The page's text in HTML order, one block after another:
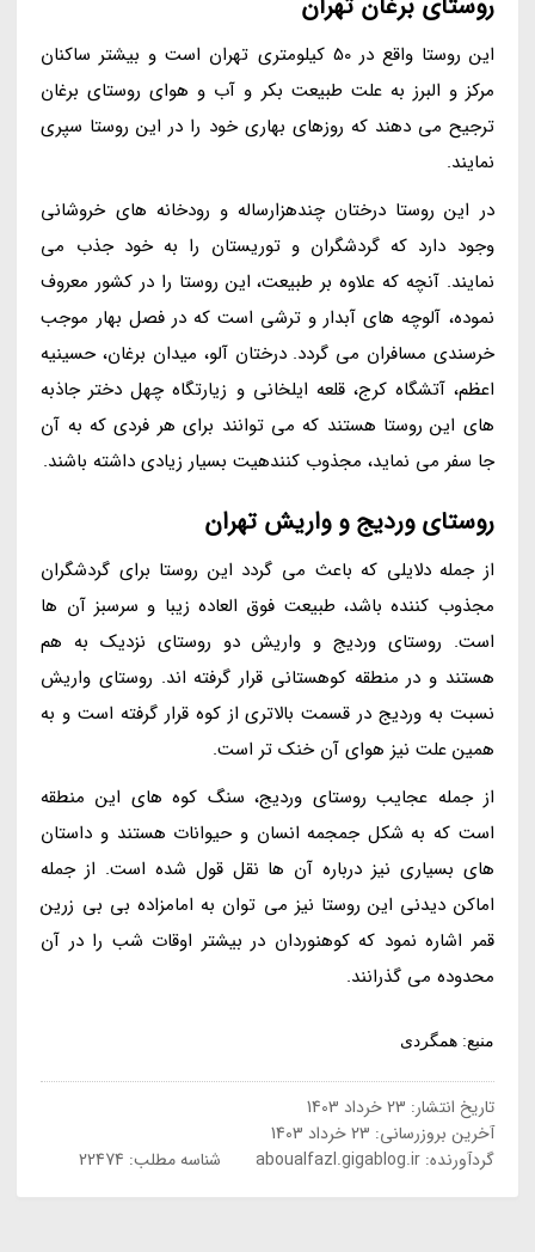
این روستا واقع در 50 کیلومتری تهران است و بیشتر ساکنان
مرکز و البرز به علت طبیعت بکر و آب و هوای روستای برغان
ترجیح می دهند که روزهای بهاری خود را در این روستا سپری
نمایند.
در این روستا درختان چندهزارساله و رودخانه های خروشانی
وجود دارد که گردشگران و توریستان را به خود جذب می
نمایند. آنچه که علاوه بر طبیعت، این روستا را در کشور معروف
نموده، آلوچه های آبدار و ترشی است که در فصل بهار موجب
خرسندی مسافران می گردد. درختان آلو، میدان برغان، حسینیه
اعظم، آتشگاه کرج، قلعه ایلخانی و زیارتگاه چهل دختر جاذبه
های این روستا هستند که می توانند برای هر فردی که به آن
جا سفر می نماید، مجذوب کنندهیت بسیار زیادی داشته باشند.
روستای وردیج و واریش تهران
از جمله دلایلی که باعث می گردد این روستا برای گردشگران
مجذوب کننده باشد، طبیعت فوق العاده زیبا و سرسبز آن ها
است. روستای وردیج و واریش دو روستای نزدیک به هم
هستند و در منطقه کوهستانی قرار گرفته اند. روستای واریش
نسبت به وردیج در قسمت بالاتری از کوه قرار گرفته است و به
همین علت نیز هوای آن خنک تر است.
از جمله عجایب روستای وردیج، سنگ کوه های این منطقه
است که به شکل جمجمه انسان و حیوانات هستند و داستان
های بسیاری نیز درباره آن ها نقل قول شده است. از جمله
اماکن دیدنی این روستا نیز می توان به امامزاده بی بی زرین
قمر اشاره نمود که کوهنوردان در بیشتر اوقات شب را در آن
محدوده می گذرانند.
منبع: همگردی
تاریخ انتشار: 23 خرداد 1403
آخرین بروزرسانی: 23 خرداد 1403
گردآورنده:aboualfazl.gigablog.ir شناسه مطلب: 22474